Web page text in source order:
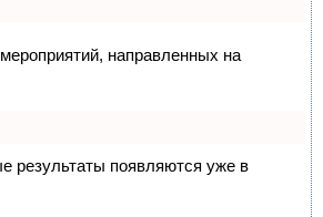
направленных на
результаты появляются уже в